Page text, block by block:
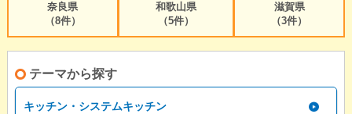
奈良県
（8件）
和歌山県
（5件）
滋賀県
（3件）
テーマから探す
キッチン・システムキッチン